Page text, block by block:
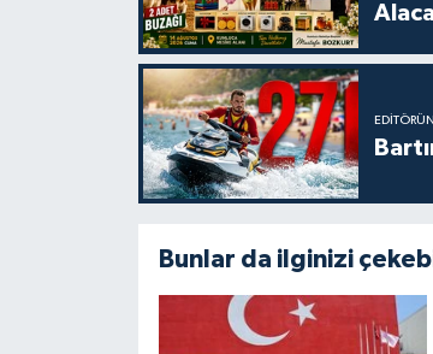
Bunlar da ilginizi